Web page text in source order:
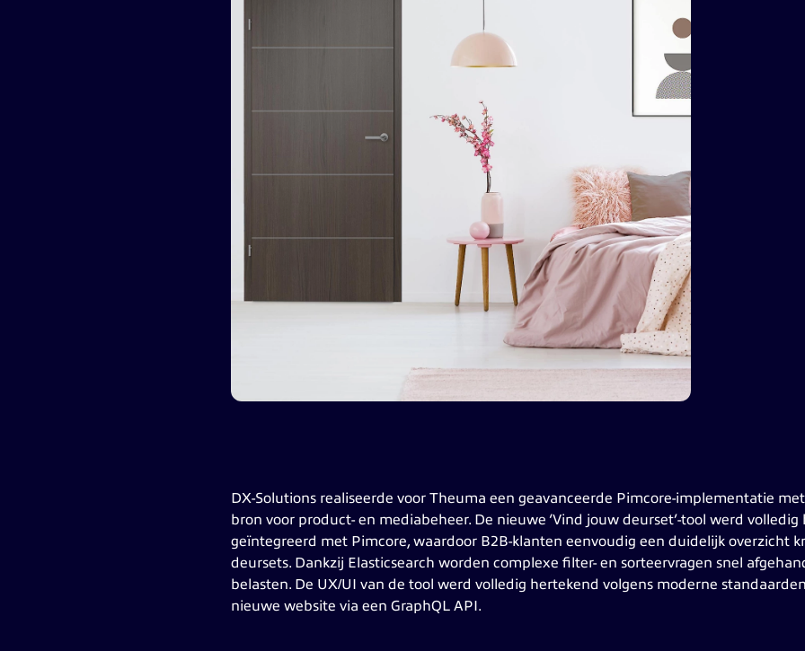
DX-Solutions realiseerde voor Theuma een geavanceerde Pimcore-implementatie
bron voor product- en mediabeheer. De nieuwe ‘Vind jouw deurset’-tool werd
geïntegreerd met Pimcore, waardoor B2B-klanten eenvoudig een duidelijk overzicht
deursets. Dankzij Elasticsearch worden complexe filter- en sorteervragen snel
belasten. De UX/UI van de tool werd volledig hertekend volgens moderne
nieuwe website via een GraphQL API.